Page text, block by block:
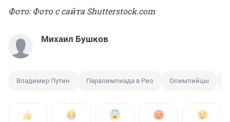
Фото: Фото с сайта Shutterstock.com
Михаил Бушков
Владимир Путин Паралимпиада в Рио Олимпийцы